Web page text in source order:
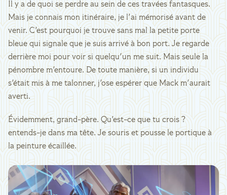
Il y a de quoi se perdre au sein de ces travées fantasques.
Mais je connais mon itinéraire, je l'ai mémorisé avant de
venir. C'est pourquoi je trouve sans mal la petite porte
bleue qui signale que je suis arrivé à bon port. Je regarde
derrière moi pour voir si quelqu'un me suit. Mais seule la
pénombre m'entoure. De toute manière, si un individu
s'était mis à me talonner, j'ose espérer que Mack m'aurait
averti.
Évidemment, grand-père. Qu'est-ce que tu crois ?
entends-je dans ma tête. Je souris et pousse le portique à
la peinture écaillée.